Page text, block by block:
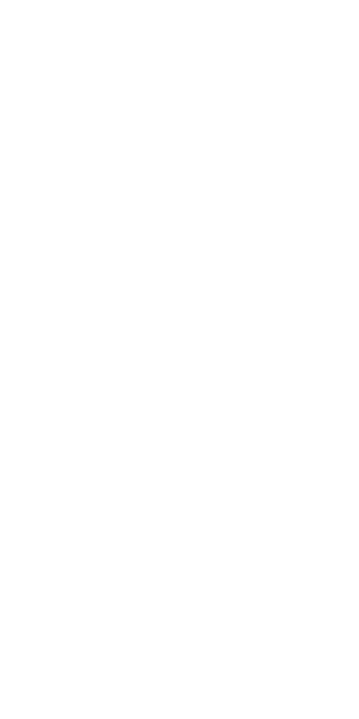
con i